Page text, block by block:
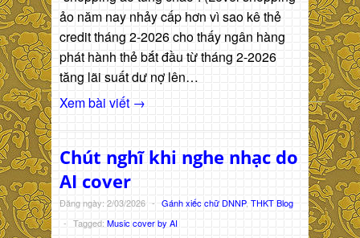
ảo năm nay nhảy cấp hơn vì sao kê thẻ
credit tháng 2-2026 cho thấy ngân hàng
phát hành thẻ bắt đầu từ tháng 2-2026
tăng lãi suất dư nợ lên…
Xem bài viết →
Chút nghĩ khi nghe nhạc do
AI cover
Đăng ngày: 2/03/2026 - Gánh xiếc chữ DNNP, THKT Blog
- Tagged: Music cover by AI